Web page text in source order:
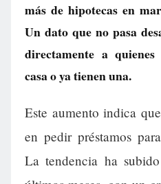
más de hipotecas en
Un dato que no pasa
directamente a
casa o ya tienen una.
Este aumento indica
en pedir préstamos
La tendencia ha